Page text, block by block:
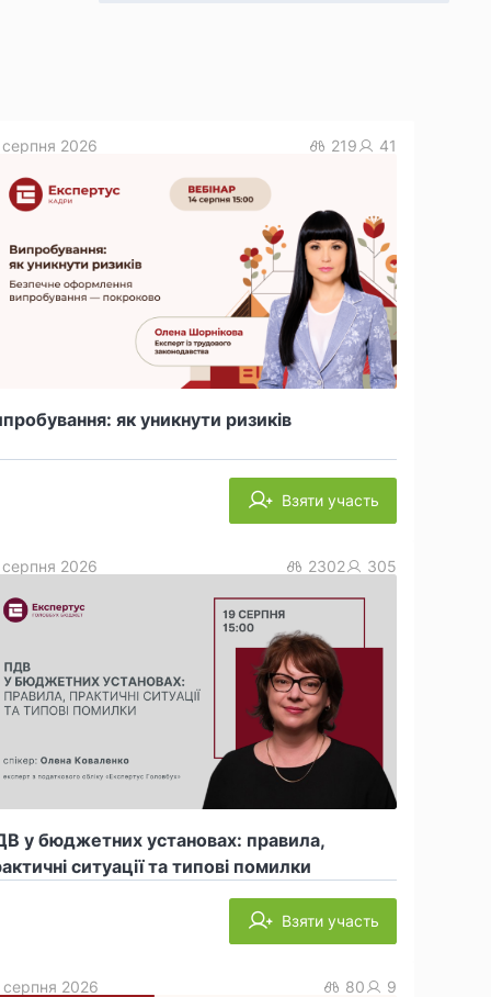
як уникнути ризиків
2026 219 41
Взяти участь
у бюджетних установах: правила,
ситуації та типові помилки
2026 2302 305
Взяти участь
2026 80 9